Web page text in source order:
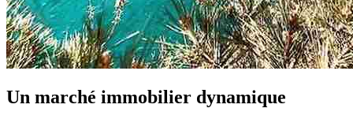
Un marché immobilier dynamique